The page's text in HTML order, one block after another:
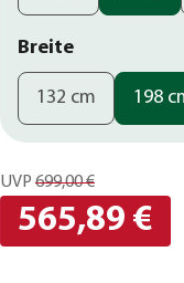
Breite
132 cm 198
UVP 699,00 €
565,89 €